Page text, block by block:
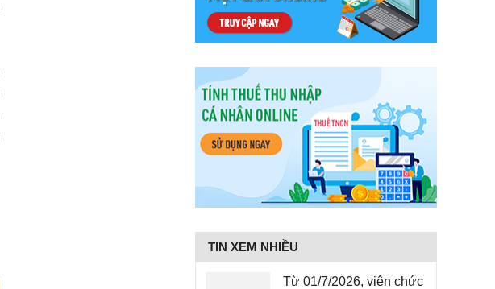
TIN XEM NHIỀU
Từ 01/7/2026, viên chức